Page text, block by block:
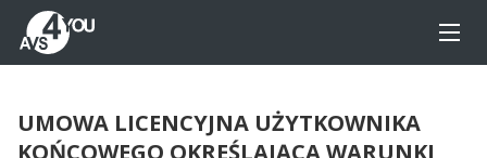
UMOWA LICENCYJNA UŻYTKOWNIKA
KOŃCOWEGO OKREŚLAJĄCA WARUNKI